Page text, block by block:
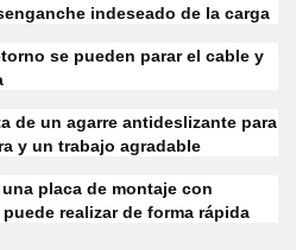
indeseado de la carga
se pueden parar el cable y
de un agarre antideslizante para
y un trabajo agradable
placa de montaje con
realizar de forma rápida